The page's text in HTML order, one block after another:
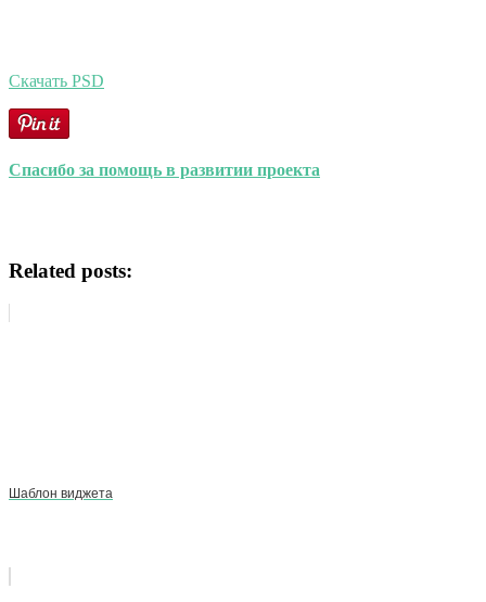
Скачать PSD
Спасибо за помощь в развитии проекта
Related posts:
Шаблон виджета